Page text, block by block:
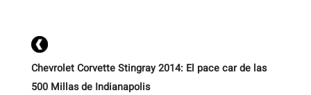
Chevrolet Corvette Stingray 2014: El pace car de las
500 Millas de Indianapolis